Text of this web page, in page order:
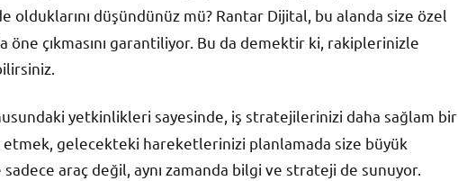
olduklarını düşündünüz mü? Rantar Dijital, bu alanda size özel
öne çıkmasını garantiliyor. Bu da demektir ki, rakiplerinizle
yetkinlikleri sayesinde, iş stratejilerinizi daha sağlam bir
gelecekteki hareketlerinizi planlamada size büyük
araç değil, aynı zamanda bilgi ve strateji de sunuyor.